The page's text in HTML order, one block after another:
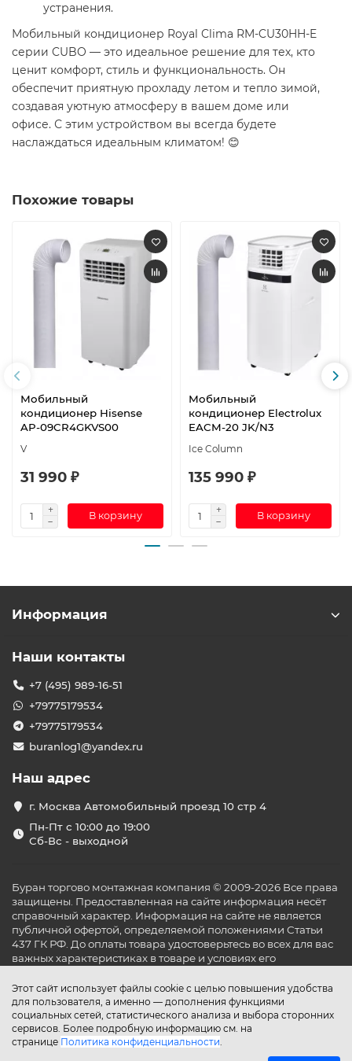
устранения.​
Мобильный кондиционер Royal Clima RM-CU30HH-E
серии CUBO — это идеальное решение для тех, кто
ценит комфорт, стиль и функциональность. Он
обеспечит приятную прохладу летом и тепло зимой,
создавая уютную атмосферу в вашем доме или
офисе. С этим устройством вы всегда будете
наслаждаться идеальным климатом! 😊​
Похожие товары
Мобильный
кондиционер Hisense
AP-09CR4GKVS00
V
31 990 ₽
В корзину
Мобильный
кондиционер Electrolux
EACM-20 JK/N3
Ice Column
135 990 ₽
В корзину
Этот сайт использует файлы cookie с целью повышения удобства
для пользователя, а именно — дополнения функциями
социальных сетей, статистического анализа и выбора сторонних
сервисов. Более подробную информацию см. на
странице Политика конфиденциальности.
Информация
Наши контакты
+7 (495) 989-16-51
+79775179534
+79775179534
buranlog1@yandex.ru
Наш адрес
г. Москва Автомобильный проезд 10 стр 4
Пн-Пт с 10:00 до 19:00
Сб-Вс - выходной
Буран торгово монтажная компания © 2009-2026 Все права
защищены. Предоставленная на сайте информация несёт
справочный характер. Информация на сайте не является
публичной офертой, определяемой положениями Статьи
437 ГК РФ. До оплаты товара удостоверьтесь во всех для вас
важных характеристиках в товаре и условиях его